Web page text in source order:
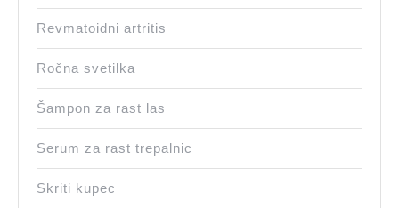
Revmatoidni artritis
Ročna svetilka
Šampon za rast las
Serum za rast trepalnic
Skriti kupec